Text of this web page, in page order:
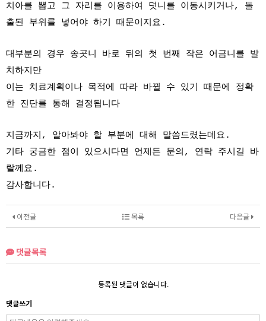
치아를 뽑고 그 자리를 이용하여 덧니를 이동시키거나, 돌
출된 부위를 넣어야 하기 때문이지요.
대부분의 경우 송곳니 바로 뒤의 첫 번째 작은 어금니를 발
치하지만
이는 치료계획이나 목적에 따라 바뀔 수 있기 때문에 정확
한 진단를 통해 결정됩니다
지금까지, 알아봐야 할 부분에 대해 말씀드렸는데요.
기타 궁금한 점이 있으시다면 언제든 문의, 연락 주시길 바
랄께요.
감사합니다.
이전글 다음글
목록
댓글목록
등록된 댓글이 없습니다.
댓글쓰기